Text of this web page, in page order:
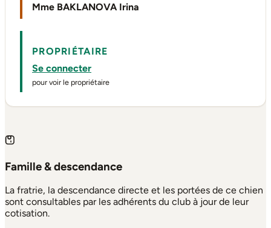
Mme BAKLANOVA Irina
PROPRIÉTAIRE
Se connecter
pour voir le propriétaire
Famille & descendance
La fratrie, la descendance directe et les portées de ce chien
sont consultables par les adhérents du club à jour de leur
cotisation.